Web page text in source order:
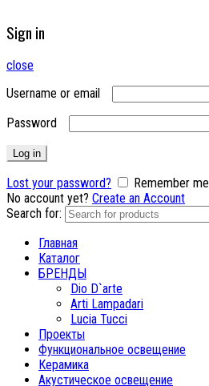
Sign in
close
Username or email
Password
Log in
Lost your password?
Remember me
No account yet? Create an Account
Search for:
Главная
Каталог
БРЕНДЫ
Dio D`arte
Arti Lampadari
Lucia Tucci
Проекты
Функциональное освещение
Керамика
Акустическое освещение